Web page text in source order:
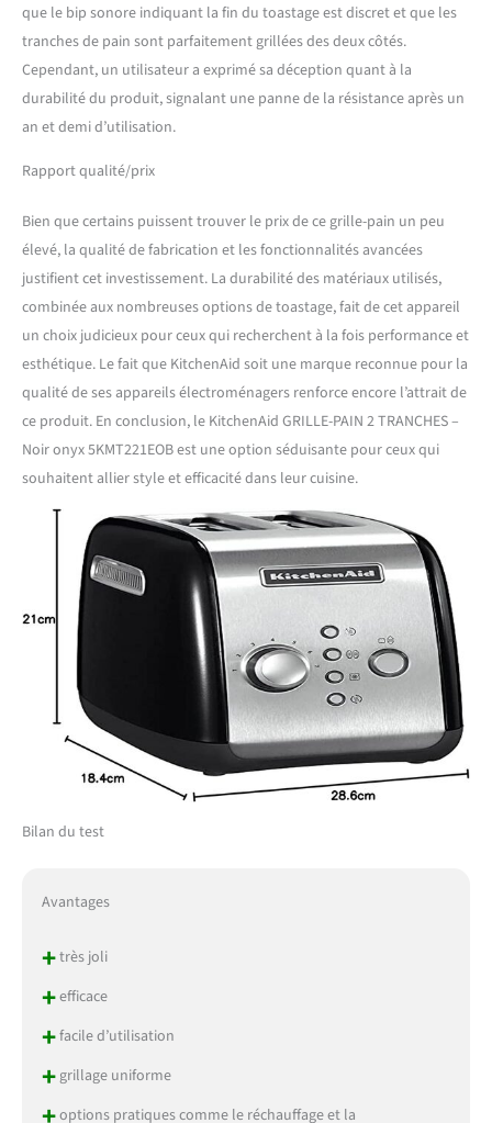
que le bip sonore indiquant la fin du toastage est discret et que les
tranches de pain sont parfaitement grillées des deux côtés.
Cependant, un utilisateur a exprimé sa déception quant à la
durabilité du produit, signalant une panne de la résistance après un
an et demi d’utilisation.
Rapport qualité/prix
Bien que certains puissent trouver le prix de ce grille-pain un peu
élevé, la qualité de fabrication et les fonctionnalités avancées
justifient cet investissement. La durabilité des matériaux utilisés,
combinée aux nombreuses options de toastage, fait de cet appareil
un choix judicieux pour ceux qui recherchent à la fois performance et
esthétique. Le fait que KitchenAid soit une marque reconnue pour la
qualité de ses appareils électroménagers renforce encore l’attrait de
ce produit. En conclusion, le KitchenAid GRILLE-PAIN 2 TRANCHES –
Noir onyx 5KMT221EOB est une option séduisante pour ceux qui
souhaitent allier style et efficacité dans leur cuisine.
Bilan du test
Avantages
+très joli
+efficace
+facile d’utilisation
+grillage uniforme
options pratiques comme le réchauffage et la